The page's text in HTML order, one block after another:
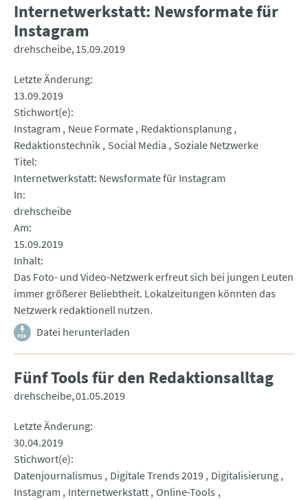
Internetwerkstatt: Newsformate für
Instagram
drehscheibe 15.09.2019
Letzte Änderung
13.09.2019
Stichwort(e)
Instagram
Neue Formate Redaktionsplanung
Redaktionstechnik Social Media
Soziale Netzwerke
Titel
Internetwerkstatt: Newsformate für Instagram
In
drehscheibe
Am
15.09.2019
Inhalt
Das Foto- und Video-Netzwerk erfreut sich bei jungen Leuten
immer größerer Beliebtheit. Lokalzeitungen könnten das
Netzwerk redaktionell nutzen.
Datei herunterladen
Fünf Tools für den Redaktionsalltag
drehscheibe 01.05.2019
Letzte Änderung
30.04.2019
Stichwort(e)
Datenjournalismus
Digitale Trends 2019 Digitalisierung
Instagram
Internetwerkstatt Online-Tools